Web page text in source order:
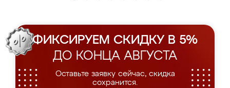
ФИКСИРУЕМ СКИДКУ В 5%
ДО КОНЦА АВГУСТА
Оставьте заявку сейчас, скидка
сохранится.